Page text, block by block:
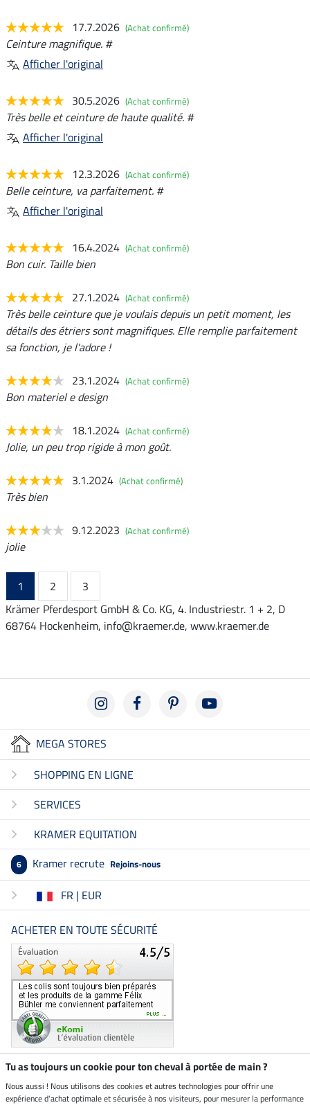
17.7.2026 (Achat confirmé)
Ceinture magnifique. #
Afficher l'original
30.5.2026 (Achat confirmé)
Très belle et ceinture de haute qualité. #
Afficher l'original
12.3.2026 (Achat confirmé)
Belle ceinture, va parfaitement. #
Afficher l'original
16.4.2024 (Achat confirmé)
Bon cuir. Taille bien
27.1.2024 (Achat confirmé)
Très belle ceinture que je voulais depuis un petit moment, les
détails des étriers sont magnifiques. Elle remplie parfaitement
sa fonction, je l'adore !
23.1.2024 (Achat confirmé)
Bon materiel e design
18.1.2024 (Achat confirmé)
Jolie, un peu trop rigide à mon goût.
3.1.2024 (Achat confirmé)
Très bien
9.12.2023 (Achat confirmé)
jolie
1 2
3
Krämer Pferdesport GmbH & Co. KG, 4. Industriestr. 1 + 2, D
68764 Hockenheim, info@kraemer.de, www.kraemer.de
MEGA STORES
SHOPPING EN LIGNE
SERVICES
KRAMER EQUITATION
6 Kramer recrute Rejoins-nous
FR | EUR
ACHETER EN TOUTE SÉCURITÉ
Boutique climatiquement
Tu as toujours un cookie pour ton cheval à portée de main ?
Nous aussi ! Nous utilisons des cookies et autres technologies pour offrir une
expérience d'achat optimale et sécurisée à nos visiteurs, pour mesurer la performance